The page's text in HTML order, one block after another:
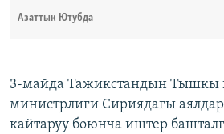
Азаттык Ютубда
3-майда Тажикстандын Тышкы
министрлиги Сириядагы
кайтаруу боюнча иштер